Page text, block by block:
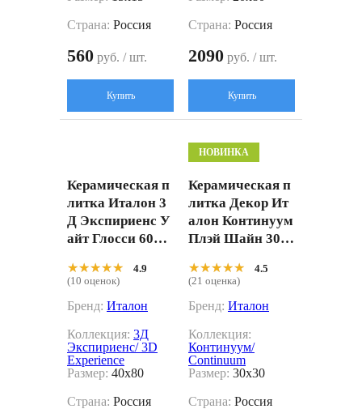
Страна: Россия
560 руб. / шт.
Купить
Страна: Россия
2090 руб. / шт.
Купить
Керамическая п
литка Италон 3
Д Экспириенс У
айт Глосси 6000
40x80
★★★★★
★★★★★
4.9
(10 оценок)
Бренд: Италон
Коллекция: 3Д
Экспириенс/ 3D
Experience
Размер: 40x80
Страна: Россия
НОВИНКА
Керамическая п
литка Декор Ит
алон Континуум
Плэй Шайн 30x3
олотой 30x30
★★★★★
★★★★★
4.5
(21 оценка)
Бренд: Италон
Коллекция:
Континуум/
Continuum
Размер: 30x30
Страна: Россия